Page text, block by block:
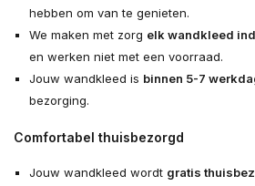
hebben om van te genieten.
We maken met zorg elk wandkleed
en werken niet met een voorraad.
Jouw wandkleed is binnen 5-7
bezorging.
Comfortabel thuisbezorgd
Jouw wandkleed wordt gratis